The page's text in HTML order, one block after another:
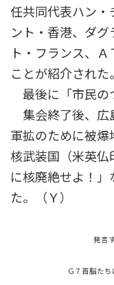
任共同代表ハン・
ント・香港、ダ
ト・フランス、
ことが紹介された。
最後に「市民の
集会終了後、広
軍拡のために被
核武装国（米英
に核廃絶せよ！
た。（Ｙ）
発言
G７首脳たち